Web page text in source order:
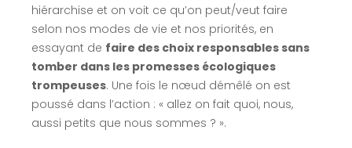
hiérarchise et on voit ce qu’on peut/veut faire
selon nos modes de vie et nos priorités, en
essayant de faire des choix responsables sans
tomber dans les promesses écologiques
trompeuses. Une fois le nœud démêlé on est
poussé dans l’action : « allez on fait quoi, nous,
aussi petits que nous sommes ? ».